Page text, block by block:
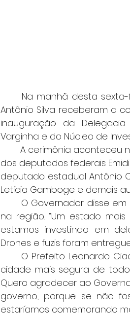
Antônio Silva receberam a
inauguração da
Varginha e do Núcleo de
	A cerimônia aconteceu na Cidade Administrativa e contou com a participação
dos deputados federais
deputado estadual Antônio
Letícia Gamboge e demais
na região. “Um estado
estamos investindo em
Drones e fuzis foram
cidade mais segura de todo
Quero agradecer ao
governo, porque se não
estaríamos comemorando